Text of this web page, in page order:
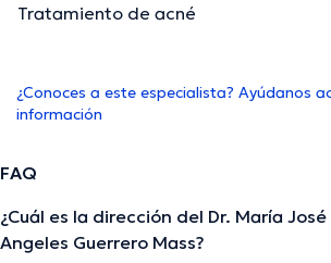
Tratamiento de acné
¿Conoces a este especialista? Ayúdanos
información
FAQ
¿Cuál es la dirección del Dr. María José
Angeles Guerrero Mass?